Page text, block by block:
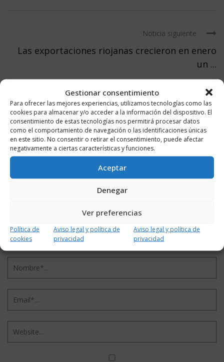
Gestionar consentimiento
Para ofrecer las mejores experiencias, utilizamos tecnologías como las
cookies para almacenar y/o acceder a la información del dispositivo. El
consentimiento de estas tecnologías nos permitirá procesar datos
como el comportamiento de navegación o las identificaciones únicas
en este sitio. No consentir o retirar el consentimiento, puede afectar
negativamente a ciertas características y funciones.
Aceptar
Denegar
Ver preferencias
Política de
cookies
Aviso legal y política de
privacidad
Aviso legal y política de
privacidad
Noticia siguiente
Las exportaciones riojanas crecieron en enero
un ...
DEJA UN COMENTARIO